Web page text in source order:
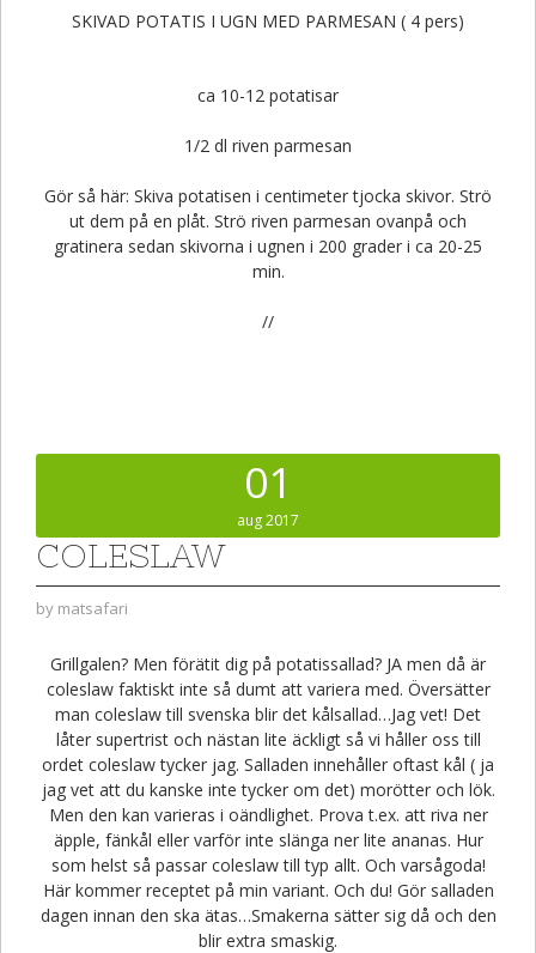
SKIVAD POTATIS I UGN MED PARMESAN ( 4 pers)
ca 10-12 potatisar
1/2 dl riven parmesan
Gör så här: Skiva potatisen i centimeter tjocka skivor. Strö
ut dem på en plåt. Strö riven parmesan ovanpå och
gratinera sedan skivorna i ugnen i 200 grader i ca 20-25
min.
//
01
aug 2017
COLESLAW
by matsafari
Grillgalen? Men förätit dig på potatissallad? JA men då är
coleslaw faktiskt inte så dumt att variera med. Översätter
man coleslaw till svenska blir det kålsallad…Jag vet! Det
låter supertrist och nästan lite äckligt så vi håller oss till
ordet coleslaw tycker jag. Salladen innehåller oftast kål ( ja
jag vet att du kanske inte tycker om det) morötter och lök.
Men den kan varieras i oändlighet. Prova t.ex. att riva ner
äpple, fänkål eller varför inte slänga ner lite ananas. Hur
som helst så passar coleslaw till typ allt. Och varsågoda!
Här kommer receptet på min variant. Och du! Gör salladen
dagen innan den ska ätas…Smakerna sätter sig då och den
blir extra smaskig.